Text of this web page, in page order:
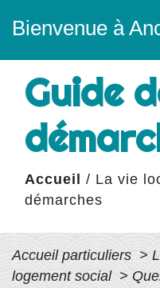
Bienvenue à
Guide
Accueil / La vie
démarches
Accueil particuliers >
logement social >